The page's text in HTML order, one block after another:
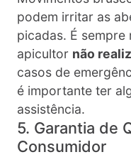
podem irritar as
picadas. É
apicultor não
casos de
é importante ter
assistência.
5. Garantia de
Consumidor